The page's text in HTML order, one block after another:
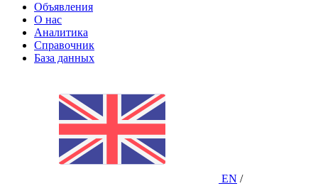
Объявления
О нас
Аналитика
Справочник
База данных
EN /